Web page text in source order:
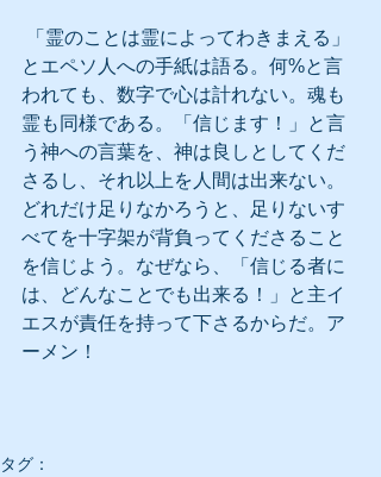
とエペソ人への手紙は語る。何%と言
われても、数字で心は計れない。魂も
霊も同様である。「信じます！」と言
う神への言葉を、神は良しとしてくだ
さるし、それ以上を人間は出来ない。
どれだけ足りなかろうと、足りないす
べてを十字架が背負ってくださること
を信じよう。なぜなら、「信じる者に
は、どんなことでも出来る！」と主イ
エスが責任を持って下さるからだ。ア
ーメン！
タグ：